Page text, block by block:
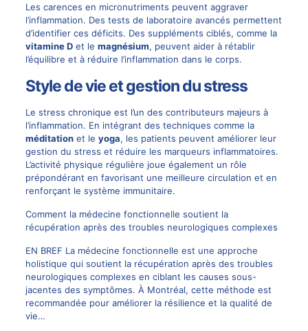
Les carences en micronutriments peuvent aggraver
l’inflammation. Des tests de laboratoire avancés permettent
d’identifier ces déficits. Des suppléments ciblés, comme la
vitamine Det le magnésium, peuvent aider à rétablir
l’équilibre et à réduire l’inflammation dans le corps.
Style de vie et gestion du stress
Le stress chronique est l’un des contributeurs majeurs à
l’inflammation. En intégrant des techniques comme la
méditationet le yoga, les patients peuvent améliorer leur
gestion du stress et réduire les marqueurs inflammatoires.
L’activité physique régulière joue également un rôle
prépondérant en favorisant une meilleure circulation et en
renforçant le système immunitaire.
Comment la médecine fonctionnelle soutient la
récupération après des troubles neurologiques complexes
EN BREF La médecine fonctionnelle est une approche
holistique qui soutient la récupération après des troubles
neurologiques complexes en ciblant les causes sous-
jacentes des symptômes. À Montréal, cette méthode est
recommandée pour améliorer la résilience et la qualité de
vie…